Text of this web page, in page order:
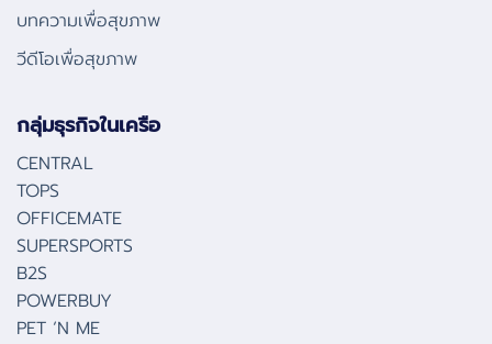
บทความเพื่อสุขภาพ
วีดีโอเพื่อสุขภาพ
กลุ่มธุรกิจในเครือ
CENTRAL
TOPS
OFFICEMATE
SUPERSPORTS
B2S
POWERBUY
PET ‘N ME